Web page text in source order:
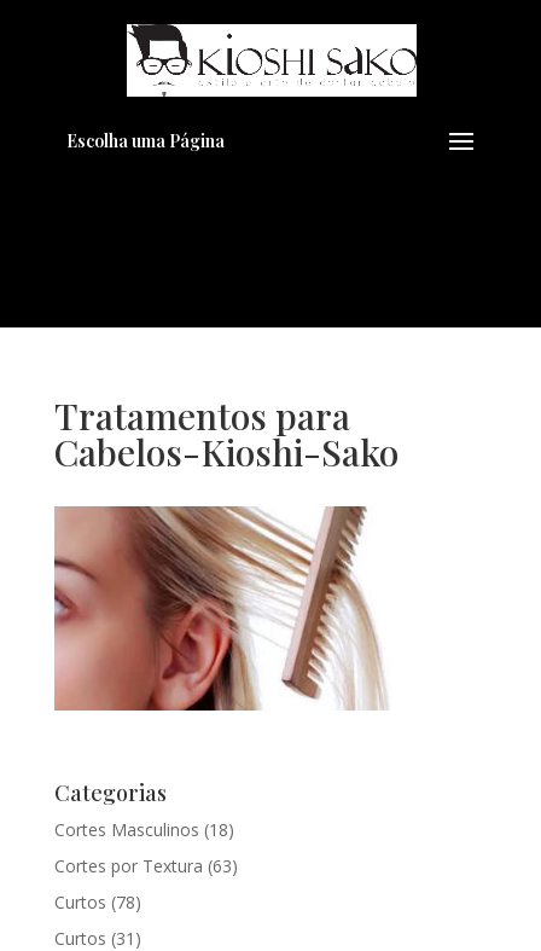
Escolha uma Página
Tratamentos para
Cabelos-Kioshi-Sako
Categorias
Cortes Masculinos (18)
Cortes por Textura (63)
Curtos (78)
Curtos (31)
Pensando em transformar seu
Visual??